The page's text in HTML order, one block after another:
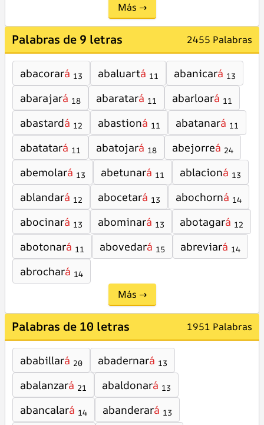
Más →
Palabras de 9 letras 2455 Palabras
abacorará 13 abaluartá 11 abanicará 13
abarajará 18 abaratará 11 abarloará 11
abastardá 12 abastioná 11 abatanará 11
abatatará 11 abatojará 18 abejorreá 24
abemolará 13 abetunará 11 ablacioná 13
ablandará 12 abocetará 13 abochorná 14
abocinará 13 abominará 13 abotagará 12
abotonará 11 abovedará 15 abreviará 14
abrochará 14
Más →
Palabras de 10 letras 1951 Palabras
ababillará 20 abadernará 13
abalanzará 21 abaldonará 13
abancalará 14 abanderará 13